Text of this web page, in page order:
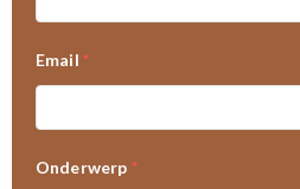
Email *
Onderwerp *